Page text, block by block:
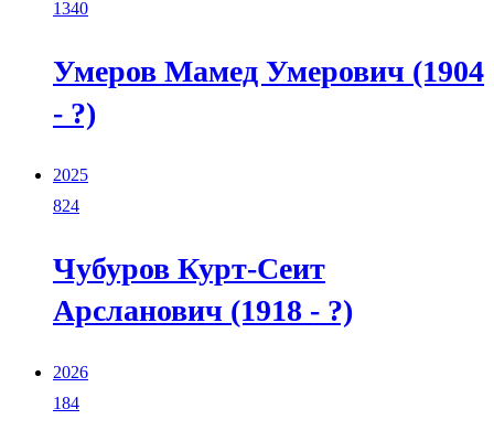
1340
Умеров Мамед Умерович (1904
- ?)
2025
824
Чубуров Курт-Сеит
Арсланович (1918 - ?)
2026
184